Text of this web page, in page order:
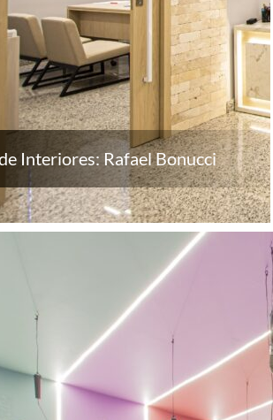
Interiores: Rafael Bonucci